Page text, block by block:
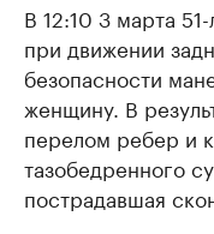
В 12:10 3 марта
при движении
безопасности
женщину. В
перелом ребер и
тазобедренного
пострадавшая